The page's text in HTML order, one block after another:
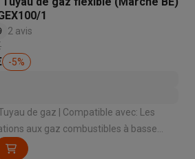
Soldes gros électro
KrëfelLivraison offerte
de votre appareilVérifiez votre heure
Trouvez votre machine à laver
santéMénage
1
2 avis
-5%
gaz | Compatible avec: Les
aux gaz combustibles à basse
suivant la norme NBN D51-003